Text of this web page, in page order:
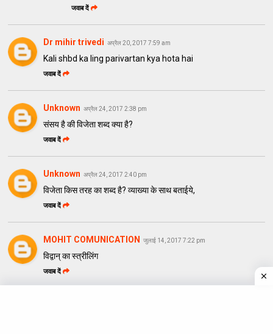
जवाब दें
Dr mihir trivedi अप्रैल 20, 2017 7:59 am
Kali shbd ka ling parivartan kya hota hai
जवाब दें
Unknown अप्रैल 24, 2017 2:38 pm
संसय है की विजेता शब्द क्या है?
जवाब दें
Unknown अप्रैल 24, 2017 2:40 pm
विजेता किस तरह का शब्द है? व्याख्या के साथ बताईये,
जवाब दें
MOHIT COMUNICATION जुलाई 14, 2017 7:22 pm
विद्वान् का स्त्रीलिंग
जवाब दें